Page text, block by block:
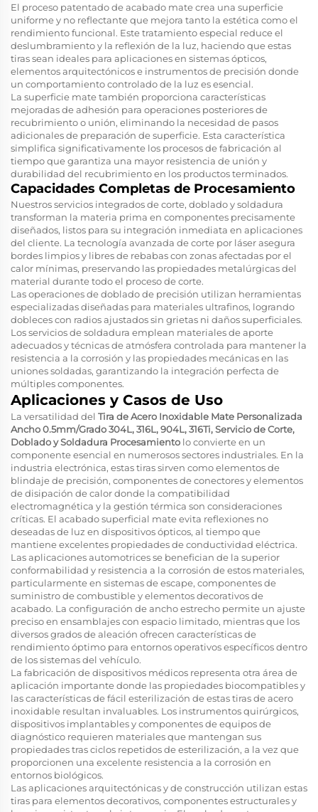
El proceso patentado de acabado mate crea una superficie
uniforme y no reflectante que mejora tanto la estética como el
rendimiento funcional. Este tratamiento especial reduce el
deslumbramiento y la reflexión de la luz, haciendo que estas
tiras sean ideales para aplicaciones en sistemas ópticos,
elementos arquitectónicos e instrumentos de precisión donde
un comportamiento controlado de la luz es esencial.
La superficie mate también proporciona características
mejoradas de adhesión para operaciones posteriores de
recubrimiento o unión, eliminando la necesidad de pasos
adicionales de preparación de superficie. Esta característica
simplifica significativamente los procesos de fabricación al
tiempo que garantiza una mayor resistencia de unión y
durabilidad del recubrimiento en los productos terminados.
Capacidades Completas de Procesamiento
Nuestros servicios integrados de corte, doblado y soldadura
transforman la materia prima en componentes precisamente
diseñados, listos para su integración inmediata en aplicaciones
del cliente. La tecnología avanzada de corte por láser asegura
bordes limpios y libres de rebabas con zonas afectadas por el
calor mínimas, preservando las propiedades metalúrgicas del
material durante todo el proceso de corte.
Las operaciones de doblado de precisión utilizan herramientas
especializadas diseñadas para materiales ultrafinos, logrando
dobleces con radios ajustados sin grietas ni daños superficiales.
Los servicios de soldadura emplean materiales de aporte
adecuados y técnicas de atmósfera controlada para mantener la
resistencia a la corrosión y las propiedades mecánicas en las
uniones soldadas, garantizando la integración perfecta de
múltiples componentes.
Aplicaciones y Casos de Uso
La versatilidad del Tira de Acero Inoxidable Mate Personalizada
Ancho 0.5mm/Grado 304L, 316L, 904L, 316Ti, Servicio de Corte,
Doblado y Soldadura Procesamiento lo convierte en un
componente esencial en numerosos sectores industriales. En la
industria electrónica, estas tiras sirven como elementos de
blindaje de precisión, componentes de conectores y elementos
de disipación de calor donde la compatibilidad
electromagnética y la gestión térmica son consideraciones
críticas. El acabado superficial mate evita reflexiones no
deseadas de luz en dispositivos ópticos, al tiempo que
mantiene excelentes propiedades de conductividad eléctrica.
Las aplicaciones automotrices se benefician de la superior
conformabilidad y resistencia a la corrosión de estos materiales,
particularmente en sistemas de escape, componentes de
suministro de combustible y elementos decorativos de
acabado. La configuración de ancho estrecho permite un ajuste
preciso en ensamblajes con espacio limitado, mientras que los
diversos grados de aleación ofrecen características de
rendimiento óptimo para entornos operativos específicos dentro
de los sistemas del vehículo.
La fabricación de dispositivos médicos representa otra área de
aplicación importante donde las propiedades biocompatibles y
las características de fácil esterilización de estas tiras de acero
inoxidable resultan invaluables. Los instrumentos quirúrgicos,
dispositivos implantables y componentes de equipos de
diagnóstico requieren materiales que mantengan sus
propiedades tras ciclos repetidos de esterilización, a la vez que
proporcionen una excelente resistencia a la corrosión en
entornos biológicos.
Las aplicaciones arquitectónicas y de construcción utilizan estas
tiras para elementos decorativos, componentes estructurales y